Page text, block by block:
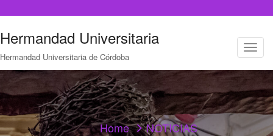
Hermandad Universitaria
Hermandad Universitaria de Córdoba
T
o
g
l
e
n
a
Home
NOTICIAS